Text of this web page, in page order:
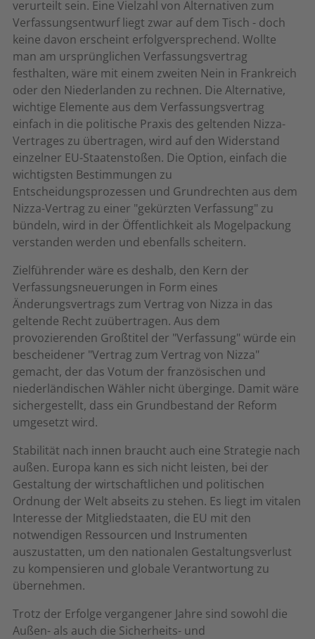
verurteilt sein. Eine Vielzahl von Alternativen zum
Verfassungsentwurf liegt zwar auf dem Tisch - doch
keine davon erscheint erfolgversprechend. Wollte
man am ursprünglichen Verfassungsvertrag
festhalten, wäre mit einem zweiten Nein in Frankreich
oder den Niederlanden zu rechnen. Die Alternative,
wichtige Elemente aus dem Verfassungsvertrag
einfach in die politische Praxis des geltenden Nizza-
Vertrages zu übertragen, wird auf den Widerstand
einzelner EU-Staatenstoßen. Die Option, einfach die
wichtigsten Bestimmungen zu
Entscheidungsprozessen und Grundrechten aus dem
Nizza-Vertrag zu einer "gekürzten Verfassung" zu
bündeln, wird in der Öffentlichkeit als Mogelpackung
verstanden werden und ebenfalls scheitern.
Zielführender wäre es deshalb, den Kern der
Verfassungsneuerungen in Form eines
Änderungsvertrags zum Vertrag von Nizza in das
geltende Recht zuübertragen. Aus dem
provozierenden Großtitel der "Verfassung" würde ein
bescheidener "Vertrag zum Vertrag von Nizza"
gemacht, der das Votum der französischen und
niederländischen Wähler nicht überginge. Damit wäre
sichergestellt, dass ein Grundbestand der Reform
umgesetzt wird.
Stabilität nach innen braucht auch eine Strategie nach
außen. Europa kann es sich nicht leisten, bei der
Gestaltung der wirtschaftlichen und politischen
Ordnung der Welt abseits zu stehen. Es liegt im vitalen
Interesse der Mitgliedstaaten, die EU mit den
notwendigen Ressourcen und Instrumenten
auszustatten, um den nationalen Gestaltungsverlust
zu kompensieren und globale Verantwortung zu
übernehmen.
Trotz der Erfolge vergangener Jahre sind sowohl die
Außen- als auch die Sicherheits- und